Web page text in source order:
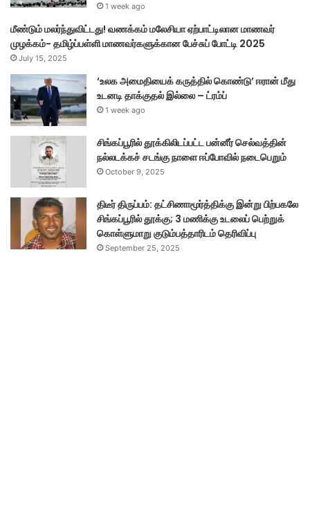
1 week ago
மீண்டும் மலர்ந்துவிட்டது! வணக்கம் மலேசியா ஏற்பாட்டிலான மாணவர்
முழக்கம்- தமிழ்ப்பள்ளி மாணவர்களுக்கான பேச்சுப் போட்டி 2025
July 15, 2025
‘உலக அமைதியைக் கருத்தில் கொண்டு’ ஈரான் மீது
உடனடி தாக்குதல் இல்லை – ட்ரம்ப்
1 week ago
சிங்கப்பூரில் தூக்கிலிடப்பட்ட பன்னீர் செல்வத்தின்
நல்லடக்கச் சடங்கு நாளை ஈப்போவில் நடைபெறும்
October 9, 2025
திடீர் திருப்பம்: தட்சிணாமூர்த்திக்கு இன்று பிற்பகலே
சிங்கப்பூரில் தூக்கு; 3 மணிக்கு உடலைப் பெற்றுக்
கொள்ளுமாறு குடும்பத்தாரிடம் தெரிவிப்பு
September 25, 2025